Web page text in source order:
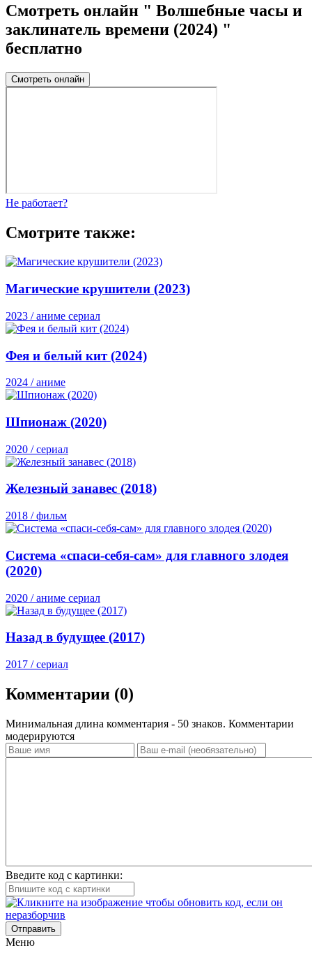
Смотреть онлайн " Волшебные часы и
заклинатель времени (2024) "
бесплатно
Смотреть онлайн
Не работает?
Смотрите также:
Магические крушители (2023)
2023 / аниме сериал
Фея и белый кит (2024)
2024 / аниме
Шпионаж (2020)
2020 / сериал
Железный занавес (2018)
2018 / фильм
Система «спаси-себя-сам» для главного злодея
(2020)
2020 / аниме сериал
Назад в будущее (2017)
2017 / сериал
Комментарии (0)
Минимальная длина комментария - 50 знаков. Комментарии
модерируются
Введите код с картинки:
Отправить
Меню